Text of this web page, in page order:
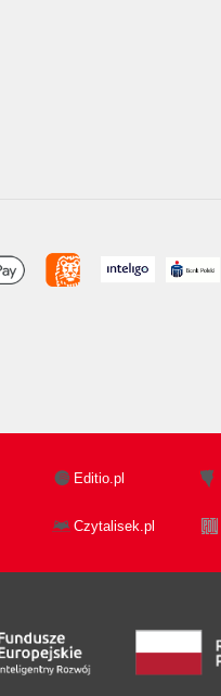
Editio.pl
Czytalisek.pl